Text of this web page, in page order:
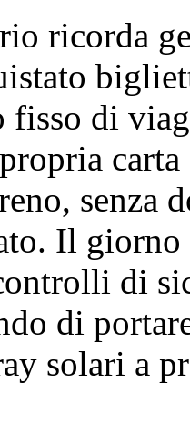
ricorda
fisso di
senza
Il
di
di
solari a